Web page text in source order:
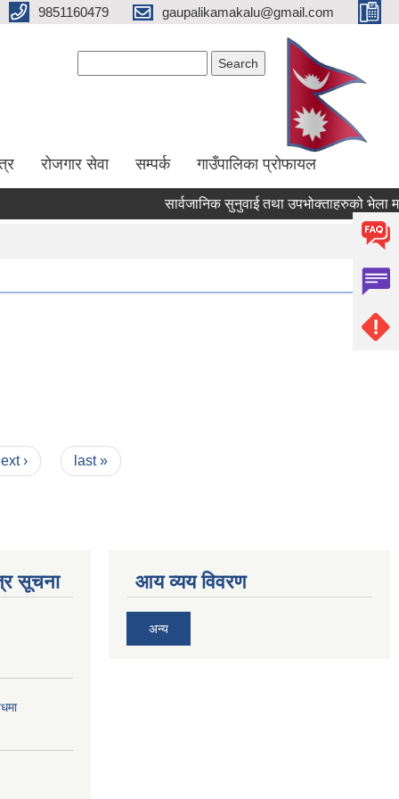
9851160479 gaupalikamakalu@gmail.com
रोजगार सेवा सम्पर्क गाउँपालिका प्रोफायल
सार्वजानिक सुनुवाई तथा उपभोक्ताहरुको भेला
› last »
सूचना आय व्यय विवरण
अन्य